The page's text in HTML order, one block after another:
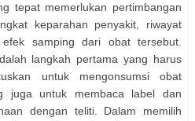
tepat memerlukan pertimbangan
keparahan penyakit, riwayat
samping dari obat tersebut.
langkah pertama yang harus
untuk mengonsumsi obat
juga untuk membaca label dan
dengan teliti. Dalam memilih